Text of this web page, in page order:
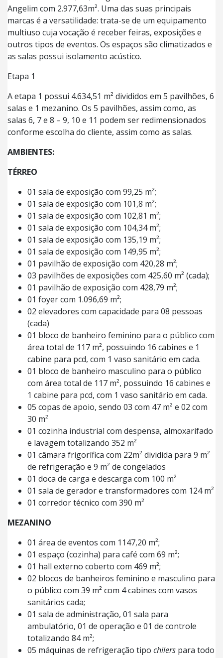
Angelim com 2.977,63m². Uma das suas principais
marcas é a versatilidade: trata-se de um equipamento
multiuso cuja vocação é receber feiras, exposições e
outros tipos de eventos. Os espaços são climatizados e
as salas possui isolamento acústico.
Etapa 1
A etapa 1 possui 4.634,51 m² divididos em 5 pavilhões, 6
salas e 1 mezanino. Os 5 pavilhões, assim como, as
salas 6, 7 e 8 – 9, 10 e 11 podem ser redimensionados
conforme escolha do cliente, assim como as salas.
AMBIENTES:
TÉRREO
01 sala de exposição com 99,25 m²;
01 sala de exposição com 101,8 m²;
01 sala de exposição com 102,81 m²;
01 sala de exposição com 104,34 m²;
01 sala de exposição com 135,19 m²;
01 sala de exposição com 149,95 m²;
01 pavilhão de exposição com 420,28 m²;
03 pavilhões de exposições com 425,60 m² (cada);
01 pavilhão de exposição com 428,79 m²;
01 foyer com 1.096,69 m²;
02 elevadores com capacidade para 08 pessoas
(cada)
01 bloco de banheiro feminino para o público com
área total de 117 m², possuindo 16 cabines e 1
cabine para pcd, com 1 vaso sanitário em cada.
01 bloco de banheiro masculino para o público
com área total de 117 m², possuindo 16 cabines e
1 cabine para pcd, com 1 vaso sanitário em cada.
05 copas de apoio, sendo 03 com 47 m² e 02 com
30 m²
01 cozinha industrial com despensa, almoxarifado
e lavagem totalizando 352 m²
01 câmara frigorífica com 22m² dividida para 9 m²
de refrigeração e 9 m² de congelados
01 doca de carga e descarga com 100 m²
01 sala de gerador e transformadores com 124 m²
01 corredor técnico com 390 m²
MEZANINO
01 área de eventos com 1147,20 m²;
01 espaço (cozinha) para café com 69 m²;
01 hall externo coberto com 469 m²;
02 blocos de banheiros feminino e masculino para
o público com 39 m² com 4 cabines com vasos
sanitários cada;
01 sala de administração, 01 sala para
ambulatório, 01 de operação e 01 de controle
totalizando 84 m²;
05 máquinas de refrigeração tipo chilers para todo